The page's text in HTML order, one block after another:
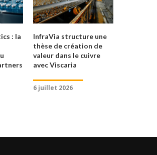
6 juillet 2026
: la
InfraVia structure une
thèse de création de
valeur dans le cuivre
avec Viscaria
6 juillet 2026